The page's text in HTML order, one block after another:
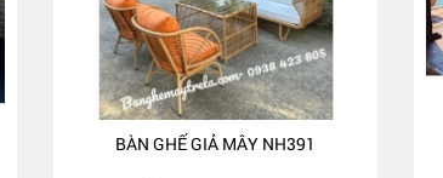
BÀN GHẾ GIẢ MÂY NH391